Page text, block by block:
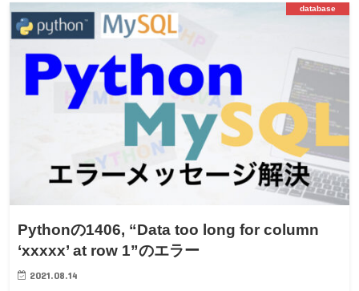
database
Pythonの1406, “Data too long for column
‘xxxxx’ at row 1”のエラー
2021.08.14